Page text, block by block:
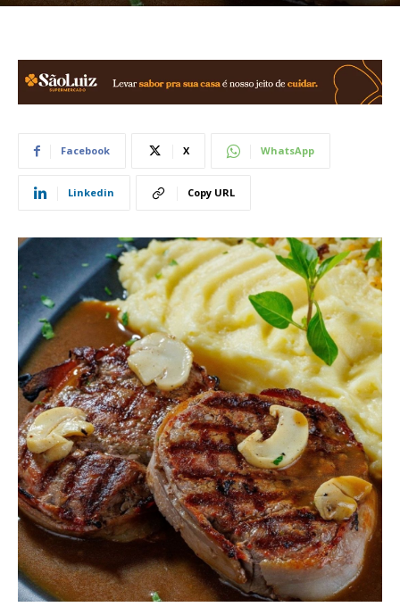
Facebook X WhatsApp
Linkedin Copy URL